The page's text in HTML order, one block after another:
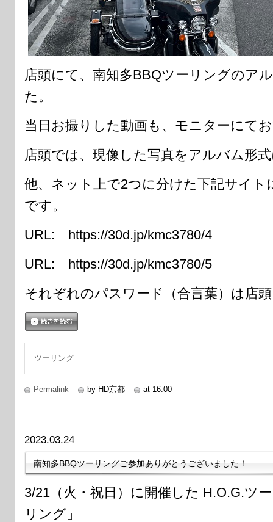
店頭にて、南知多BBQツーリングのア
た。
当日お撮りした動画も、モニターにて
店頭では、現像した写真をアルバム形
他、ネット上で2つに分けた下記サイ
です。
URL: https://30d.jp/kmc3780/4
URL: https://30d.jp/kmc3780/5
それぞれのパスワード（合言葉）は店
ツーリング
Permalink by HD京都 at 16:00
2023.03.24
南知多BBQツーリングご参加ありがとうございました！
3/21（火・祝日）に開催した H.O.G.ツ
リング」